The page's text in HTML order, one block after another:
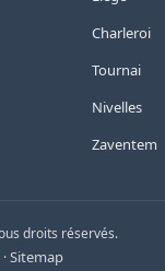
Charleroi
Tournai
Nivelles
Zaventem
droits réservés.
·Sitemap